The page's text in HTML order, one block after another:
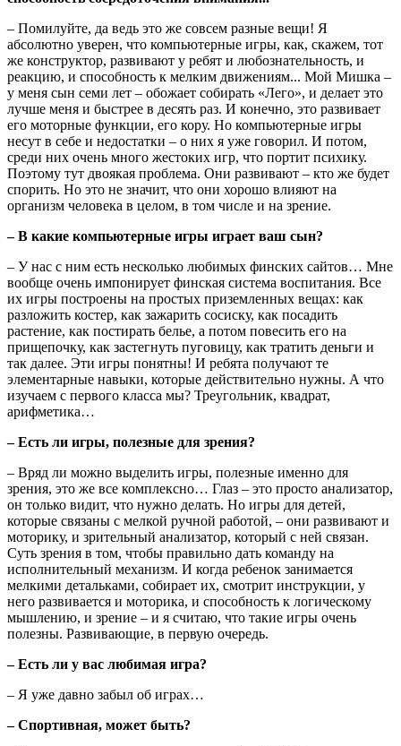
– Помилуйте, да ведь это же совсем разные вещи! Я
абсолютно уверен, что компьютерные игры, как, скажем, тот
же конструктор, развивают у ребят и любознательность, и
реакцию, и способность к мелким движениям... Мой Мишка –
у меня сын семи лет – обожает собирать «Лего», и делает это
лучше меня и быстрее в десять раз. И конечно, это развивает
его моторные функции, его кору. Но компьютерные игры
несут в себе и недостатки – о них я уже говорил. И потом,
среди них очень много жестоких игр, что портит психику.
Поэтому тут двоякая проблема. Они развивают – кто же будет
спорить. Но это не значит, что они хорошо влияют на
организм человека в целом, в том числе и на зрение.
– В какие компьютерные игры играет ваш сын?
– У нас с ним есть несколько любимых финских сайтов… Мне
вообще очень импонирует финская система воспитания. Все
их игры построены на простых приземленных вещах: как
разложить костер, как зажарить сосиску, как посадить
растение, как постирать белье, а потом повесить его на
прищепочку, как застегнуть пуговицу, как тратить деньги и
так далее. Эти игры понятны! И ребята получают те
элементарные навыки, которые действительно нужны. А что
изучаем с первого класса мы? Треугольник, квадрат,
арифметика…
– Есть ли игры, полезные для зрения?
– Вряд ли можно выделить игры, полезные именно для
зрения, это же все комплексно… Глаз – это просто анализатор,
он только видит, что нужно делать. Но игры для детей,
которые связаны с мелкой ручной работой, – они развивают и
моторику, и зрительный анализатор, который с ней связан.
Суть зрения в том, чтобы правильно дать команду на
исполнительный механизм. И когда ребенок занимается
мелкими детальками, собирает их, смотрит инструкции, у
него развивается и моторика, и способность к логическому
мышлению, и зрение – и я считаю, что такие игры очень
полезны. Развивающие, в первую очередь.
– Есть ли у вас любимая игра?
– Я уже давно забыл об играх…
– Спортивная, может быть?